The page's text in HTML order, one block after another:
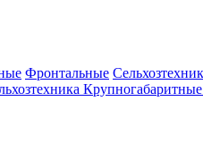
Фронтальные